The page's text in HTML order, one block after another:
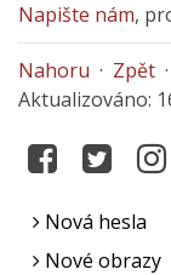
Napište nám,
Nahoru · Zpět ·
Aktualizováno:
Nová hesla
Nové obrazy